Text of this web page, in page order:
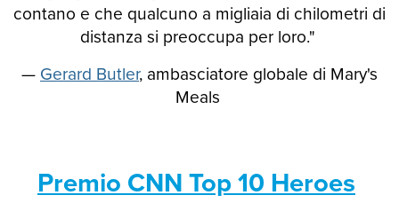
contano e che qualcuno a migliaia di chilometri di
distanza si preoccupa per loro."
— Gerard Butler, ambasciatore globale di Mary's
Meals
Premio CNN Top 10 Heroes